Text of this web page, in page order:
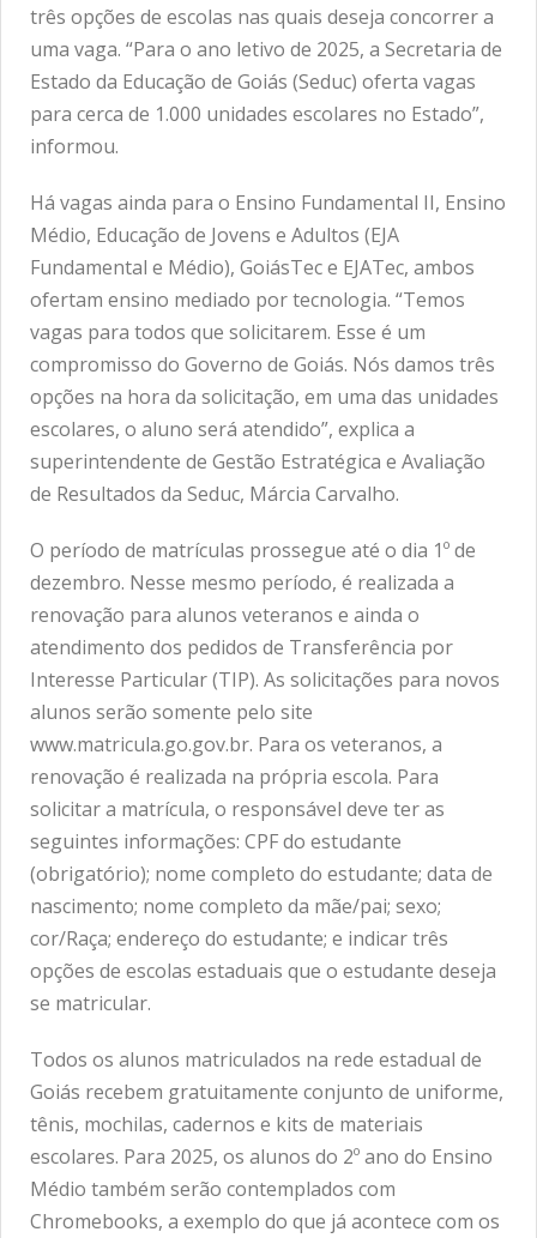
três opções de escolas nas quais deseja concorrer a
uma vaga. “Para o ano letivo de 2025, a Secretaria de
Estado da Educação de Goiás (Seduc) oferta vagas
para cerca de 1.000 unidades escolares no Estado”,
informou.
Há vagas ainda para o Ensino Fundamental II, Ensino
Médio, Educação de Jovens e Adultos (EJA
Fundamental e Médio), GoiásTec e EJATec, ambos
ofertam ensino mediado por tecnologia. “Temos
vagas para todos que solicitarem. Esse é um
compromisso do Governo de Goiás. Nós damos três
opções na hora da solicitação, em uma das unidades
escolares, o aluno será atendido”, explica a
superintendente de Gestão Estratégica e Avaliação
de Resultados da Seduc, Márcia Carvalho.
O período de matrículas prossegue até o dia 1º de
dezembro. Nesse mesmo período, é realizada a
renovação para alunos veteranos e ainda o
atendimento dos pedidos de Transferência por
Interesse Particular (TIP). As solicitações para novos
alunos serão somente pelo site
www.matricula.go.gov.br. Para os veteranos, a
renovação é realizada na própria escola. Para
solicitar a matrícula, o responsável deve ter as
seguintes informações: CPF do estudante
(obrigatório); nome completo do estudante; data de
nascimento; nome completo da mãe/pai; sexo;
cor/Raça; endereço do estudante; e indicar três
opções de escolas estaduais que o estudante deseja
se matricular.
Todos os alunos matriculados na rede estadual de
Goiás recebem gratuitamente conjunto de uniforme,
tênis, mochilas, cadernos e kits de materiais
escolares. Para 2025, os alunos do 2º ano do Ensino
Médio também serão contemplados com
Chromebooks, a exemplo do que já acontece com os